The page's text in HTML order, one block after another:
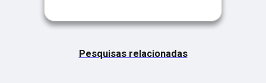
Pesquisas relacionadas